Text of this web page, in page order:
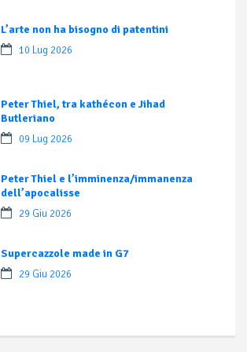
L’arte non ha bisogno di patentini
10 Lug 2026
Peter Thiel, tra kathécon e Jihad
Butleriano
09 Lug 2026
Peter Thiel e l’imminenza/immanenza
dell’apocalisse
29 Giu 2026
Supercazzole made in G7
29 Giu 2026